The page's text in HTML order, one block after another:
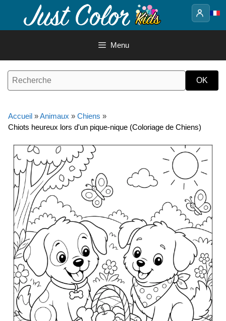
contenu
Menu
Accueil »Animaux » Chiens »
Chiots heureux lors d'un pique-nique (Coloriage de Chiens)